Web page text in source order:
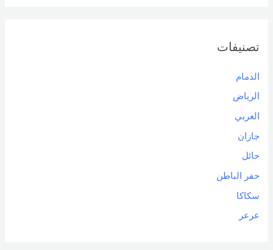
تصنيفات
الدمام
الرياض
العربي
جازان
حائل
حفر الباطن
سكاكا
عرعر